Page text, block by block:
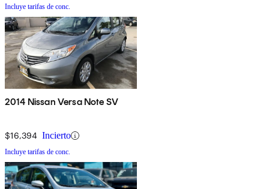
Incluye tarifas de conc.
2014 Nissan Versa Note SV
$16,394 Incierto
Incluye tarifas de conc.